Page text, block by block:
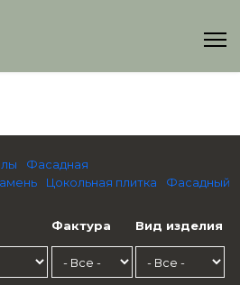
Фасадная
Цокольная плитка
Фасадный
Фактура Вид изделия